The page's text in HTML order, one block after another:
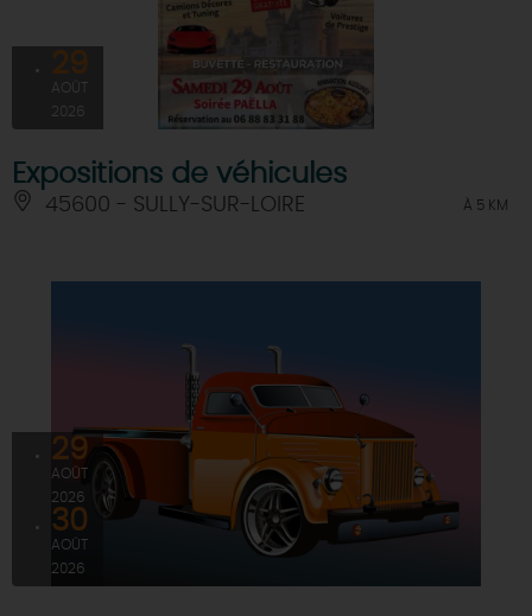
29
AOÛT
2026
Expositions de véhicules
45600 - SULLY-SUR-LOIRE À 5 KM
29
AOÛT
2026
30
AOÛT
2026